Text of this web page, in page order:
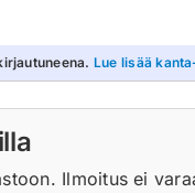
Lue lisää
Ilmoitus ei